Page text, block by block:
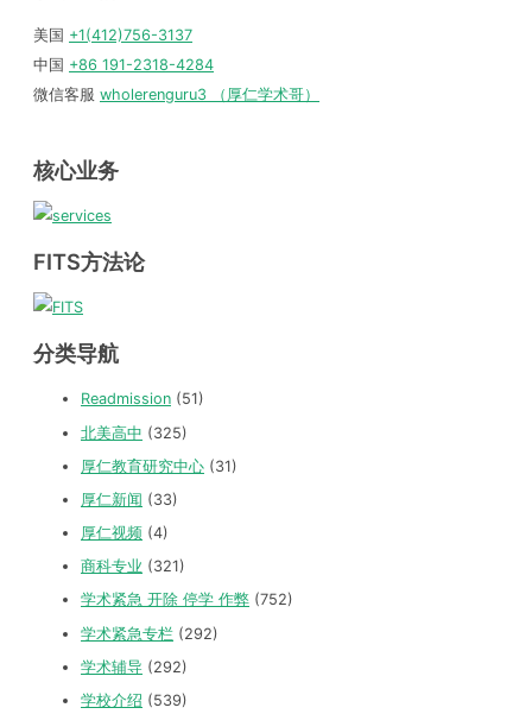
美国 +1(412)756-3137
中国 +86 191-2318-4284
微信客服 wholerenguru3 （厚仁学术哥）
核心业务
FITS方法论
分类导航
Readmission (51)
北美高中 (325)
厚仁教育研究中心 (31)
厚仁新闻 (33)
厚仁视频 (4)
商科专业 (321)
学术紧急 开除 停学 作弊 (752)
学术紧急专栏 (292)
学术辅导 (292)
学校介绍 (539)